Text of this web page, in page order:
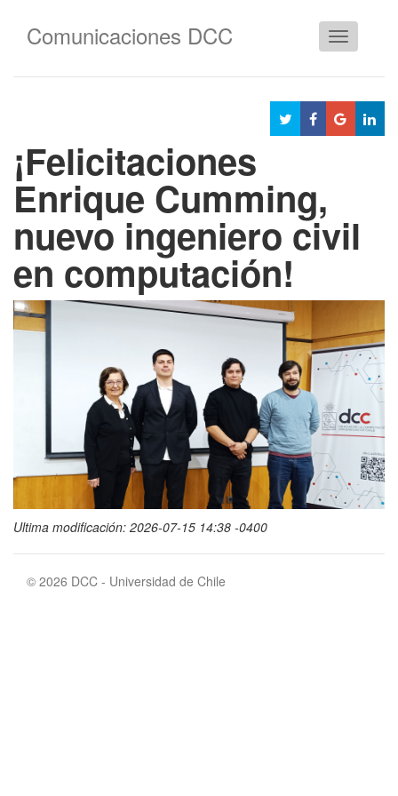
Cambiar
Comunicaciones DCC
¡Felicitaciones
Enrique Cumming,
nuevo ingeniero civil
en computación!
Ultima modificación: 2026-07-15 14:38 -0400
© 2026 DCC - Universidad de Chile